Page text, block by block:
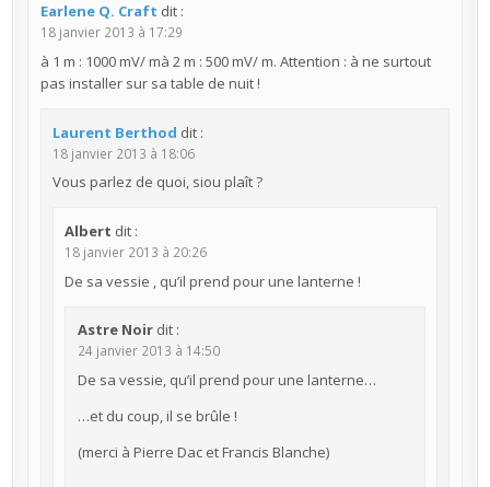
Earlene Q. Craft dit :
18 janvier 2013 à 17:29
à 1 m : 1000 mV/ mà 2 m : 500 mV/ m. Attention : à ne surtout
pas installer sur sa table de nuit !
Laurent Berthod dit :
18 janvier 2013 à 18:06
Vous parlez de quoi, siou plaît ?
Albert dit :
18 janvier 2013 à 20:26
De sa vessie , qu’il prend pour une lanterne !
Astre Noir dit :
24 janvier 2013 à 14:50
De sa vessie, qu’il prend pour une lanterne…
…et du coup, il se brûle !
(merci à Pierre Dac et Francis Blanche)